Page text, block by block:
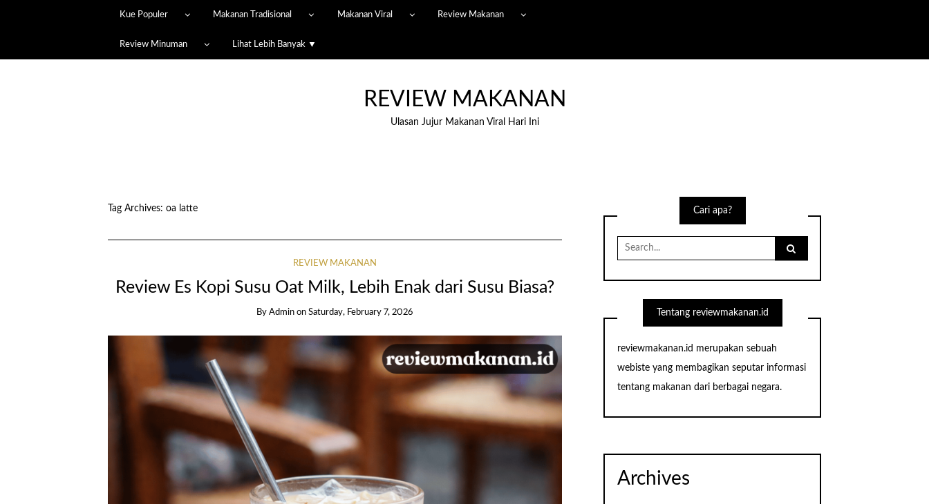
Kue Populer Makanan Tradisional Makanan Viral Review Makanan
Review Minuman Lihat Lebih Banyak ▼
REVIEW MAKANAN
Ulasan Jujur Makanan Viral Hari Ini
Tag Archives: oa latte
REVIEW MAKANAN
Review Es Kopi Susu Oat Milk, Lebih Enak dari Susu Biasa?
ByAdmin onSaturday, February 7, 2026
Cari apa?
Search
for:
Tentang reviewmakanan.id
reviewmakanan.id merupakan sebuah
webiste yang membagikan seputar informasi
tentang makanan dari berbagai negara.
Archives